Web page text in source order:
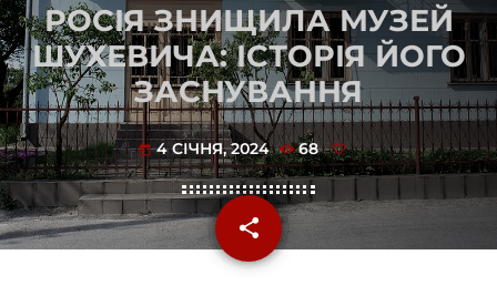
РОСІЯ ЗНИЩИЛА МУЗЕЙ
ШУХЕВИЧА: ІСТОРІЯ ЙОГО
ЗАСНУВАННЯ
today 4 СІЧНЯ, 2024 68
share
email